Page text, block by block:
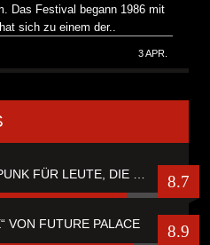
Das Festival begann 1986 mit
sich zu einem der..
3 APR.
8.7
VON FUTURE PALACE 8.9